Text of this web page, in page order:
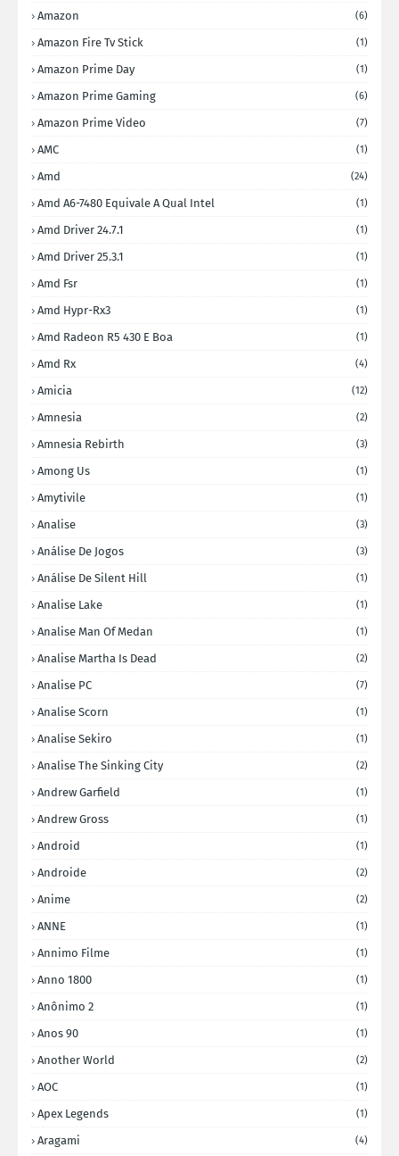
Amazon (6)
Amazon Fire Tv Stick (1)
Amazon Prime Day (1)
Amazon Prime Gaming (6)
Amazon Prime Video (7)
AMC (1)
Amd (24)
Amd A6-7480 Equivale A Qual Intel (1)
Amd Driver 24.7.1 (1)
Amd Driver 25.3.1 (1)
Amd Fsr (1)
Amd Hypr-Rx3 (1)
Amd Radeon R5 430 E Boa (1)
Amd Rx (4)
Amicia (12)
Amnesia (2)
Amnesia Rebirth (3)
Among Us (1)
Amytivile (1)
Analise (3)
Análise De Jogos (3)
Análise De Silent Hill (1)
Analise Lake (1)
Analise Man Of Medan (1)
Analise Martha Is Dead (2)
Analise PC (7)
Analise Scorn (1)
Analise Sekiro (1)
Analise The Sinking City (2)
Andrew Garfield (1)
Andrew Gross (1)
Android (1)
Androide (2)
Anime (2)
ANNE (1)
Annimo Filme (1)
Anno 1800 (1)
Anônimo 2 (1)
Anos 90 (1)
Another World (2)
AOC (1)
Apex Legends (1)
Aragami (4)